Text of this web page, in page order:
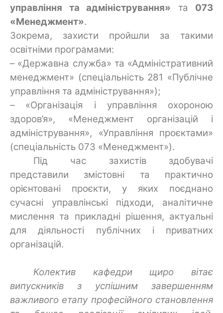
управління та адміністрування» та 073
«Менеджмент».
Зокрема, захисти пройшли за такими
освітніми програмами:
– «Державна служба» та «Адміністративний
менеджмент» (спеціальність 281 «Публічне
управління та адміністрування»);
– «Організація і управління охороною
здоров’я», «Менеджмент організацій і
адміністрування», «Управління проєктами»
(спеціальність 073 «Менеджмент»).
Під час захистів здобувачі
представили змістовні та практично
орієнтовані проєкти, у яких поєднано
сучасні управлінські підходи, аналітичне
мислення та прикладні рішення, актуальні
для діяльності публічних і приватних
організацій.
Колектив кафедри щиро вітає
випускників з успішним завершенням
важливого етапу професійного становлення